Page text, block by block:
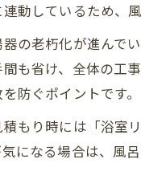
動しているため、
の老朽化が進んで
も省け、全体の工
防ぐポイントです。
もり時には「浴室
になる場合は、風